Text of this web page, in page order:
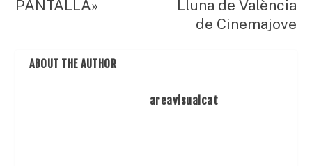
PANTALLA»
Lluna de València
de Cinemajove
ABOUT THE AUTHOR
areavisualcat